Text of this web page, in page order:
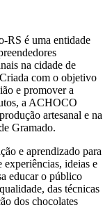
RS é uma entidade
na cidade de
com o objetivo
e promover a
a ACHOCO
artesanal e na
Gramado.
e aprendizado para
ideias e
educar o público
das técnicas
dos chocolates